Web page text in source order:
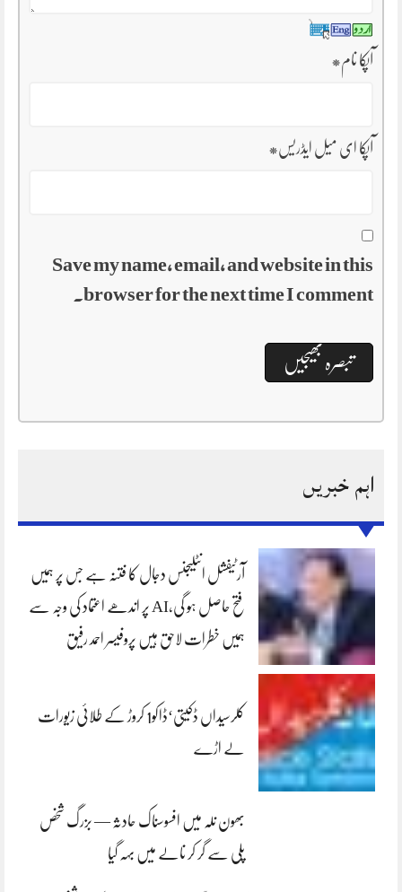
آپکا نام*
آپکا ای میل ایڈریس*
Save my name, email, and website in this
browser for the next time I comment.
اہم خبریں
آرٹیفشل انٹلیجنس دجال کا فتنہ ہے جس پر ہمیں
فتح حاصل ہو گی،AI پر اندھے اعتماد کی وجہ سے
ہمیں خطرات لاحق ہیں پروفیسر احمد رفیق
کلرسیداں ڈکیتی‘ڈاکو1 کروڑ کے طلائی زیورات
لے اڑے
بھون نلہ میں افسوسناک حادثہ — بزرگ شخص
پلی سے گر کر نالے میں بہہ گیا